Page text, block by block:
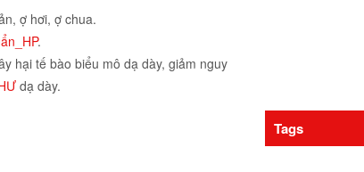
ợ hơi, ợ chua.
.
hại tế bào biểu mô dạ dày, giảm nguy
dạ dày.
Tags